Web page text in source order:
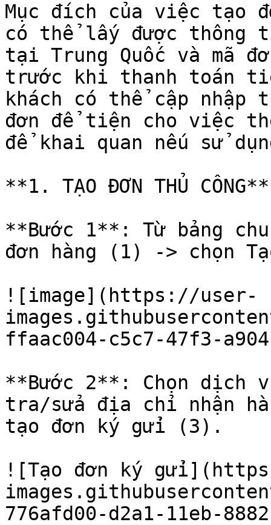
Mục đích của việc tạo
có thể lấy được thông
tại Trung Quốc và mã
trước khi thanh toán
khách có thể cập nhập
đơn để tiện cho việc
để khai quan nếu sử
**1. TẠO ĐƠN THỦ CÔNG**
**Bước 1**: Từ bảng
đơn hàng (1) -> chọn
![image](https://user-
ffaac004-c5c7-47f3-
**Bước 2**: Chọn dịch
tra/sửa địa chỉ nhận
tạo đơn ký gửi (3).
![Tạo đơn ký
776afd00-d2a1-11eb-